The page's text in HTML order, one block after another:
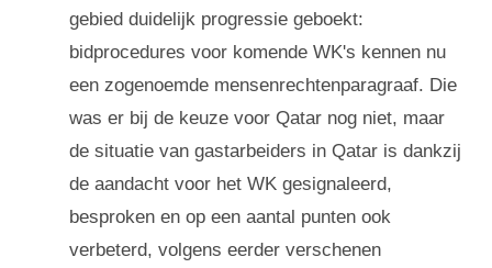
gebied duidelijk progressie geboekt:
bidprocedures voor komende WK's kennen nu
een zogenoemde mensenrechtenparagraaf. Die
was er bij de keuze voor Qatar nog niet, maar
de situatie van gastarbeiders in Qatar is dankzij
de aandacht voor het WK gesignaleerd,
besproken en op een aantal punten ook
verbeterd, volgens eerder verschenen